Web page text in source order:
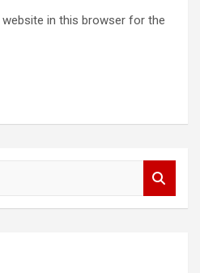
website in this browser for the